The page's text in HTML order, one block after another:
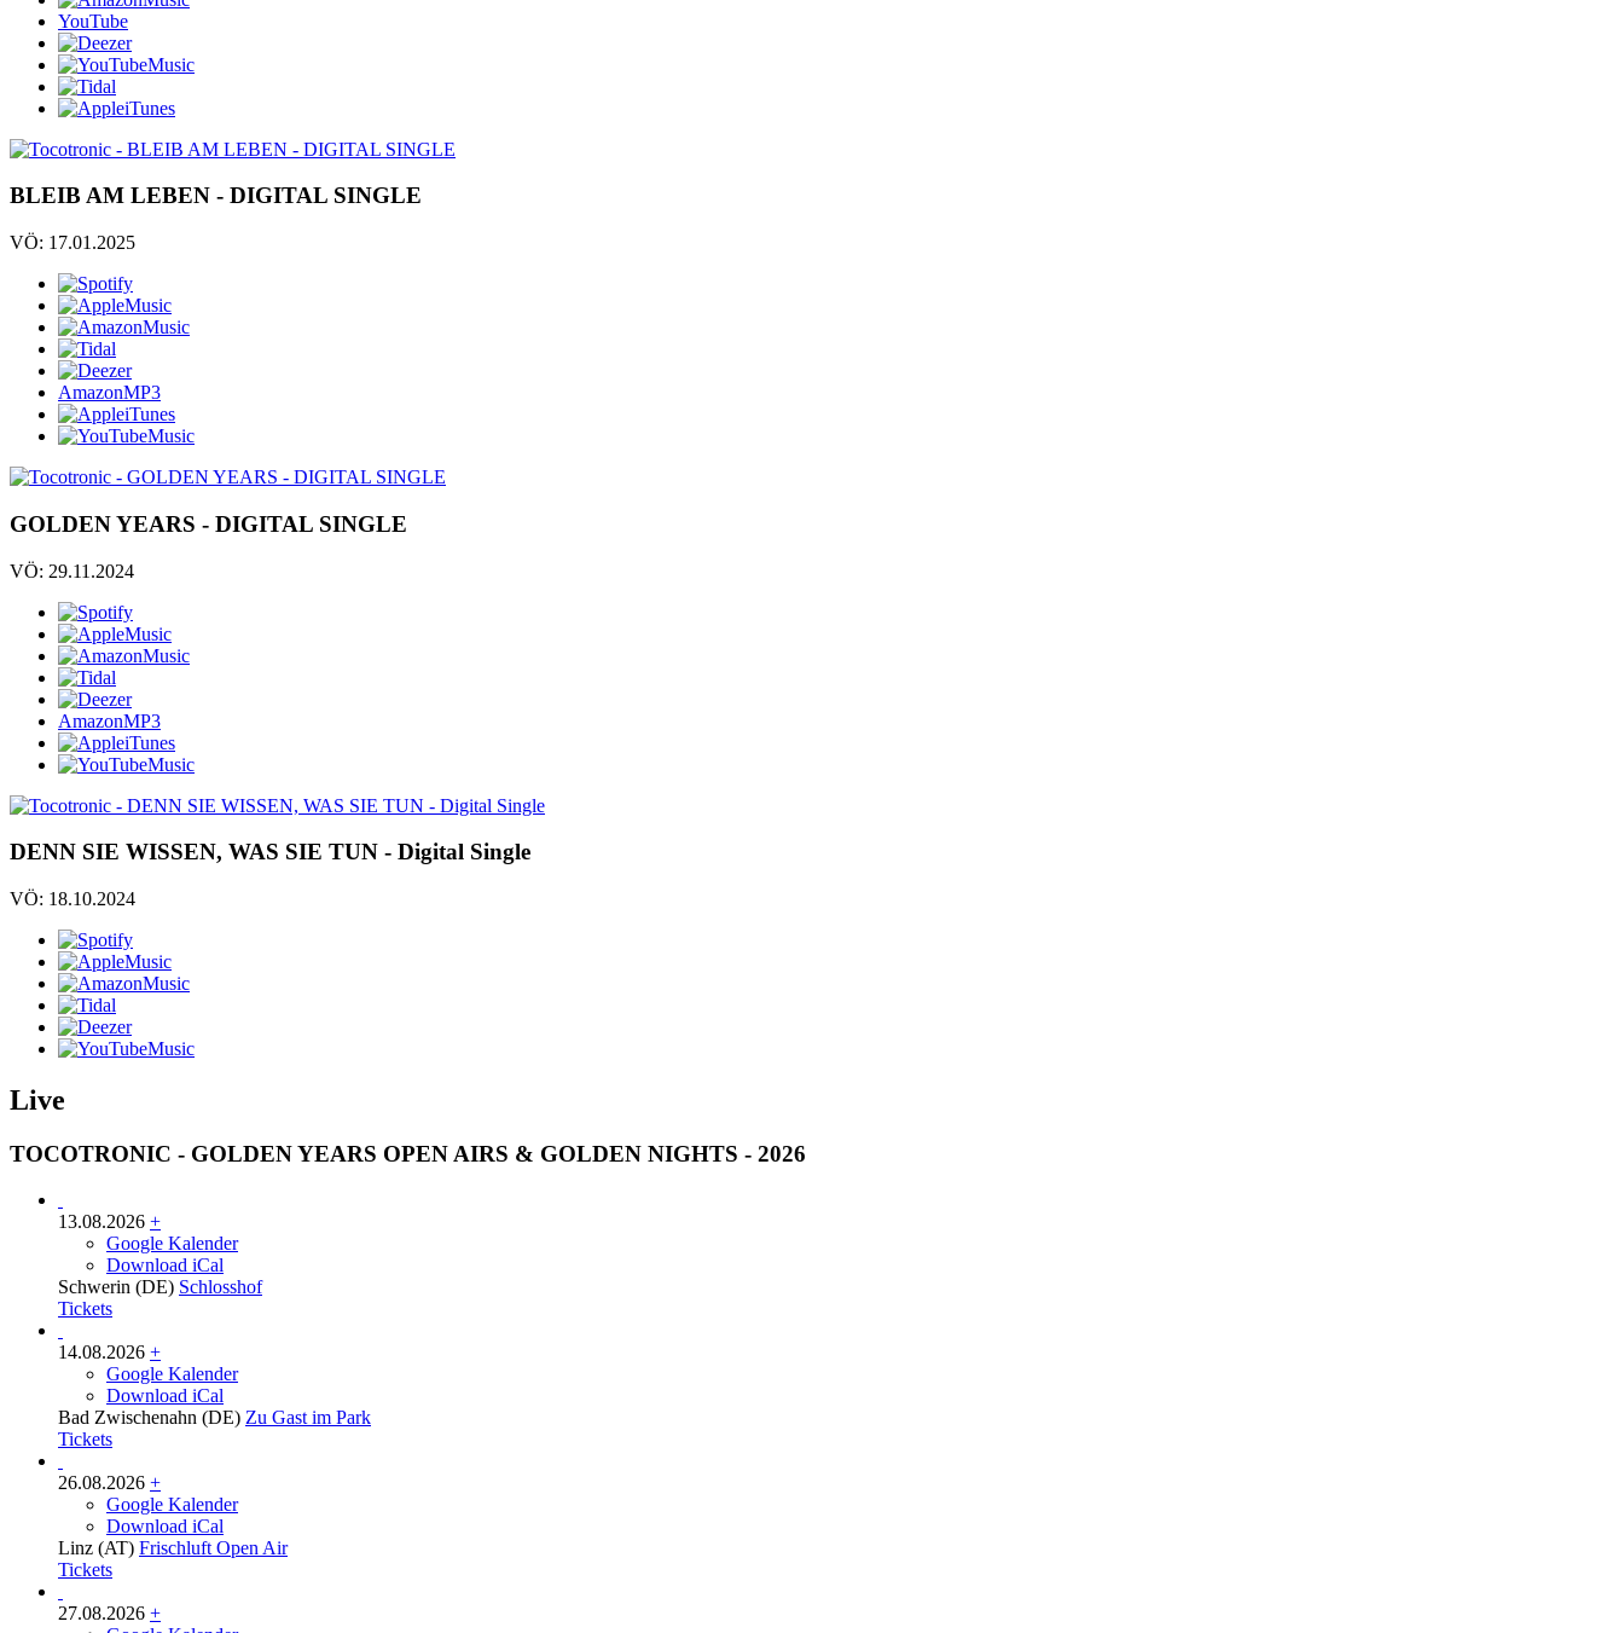
YouTube
BLEIB AM LEBEN - DIGITAL SINGLE
VÖ: 17.01.2025
AmazonMP3
GOLDEN YEARS - DIGITAL SINGLE
VÖ: 29.11.2024
AmazonMP3
DENN SIE WISSEN, WAS SIE TUN - Digital Single
VÖ: 18.10.2024
Live
TOCOTRONIC - GOLDEN YEARS OPEN AIRS & GOLDEN NIGHTS - 2026
13.08.2026 +
Google Kalender
Download iCal
Schwerin (DE) Schlosshof
Tickets
14.08.2026 +
Google Kalender
Download iCal
Bad Zwischenahn (DE) Zu Gast im Park
Tickets
26.08.2026 +
Google Kalender
Download iCal
Linz (AT) Frischluft Open Air
Tickets
27.08.2026 +